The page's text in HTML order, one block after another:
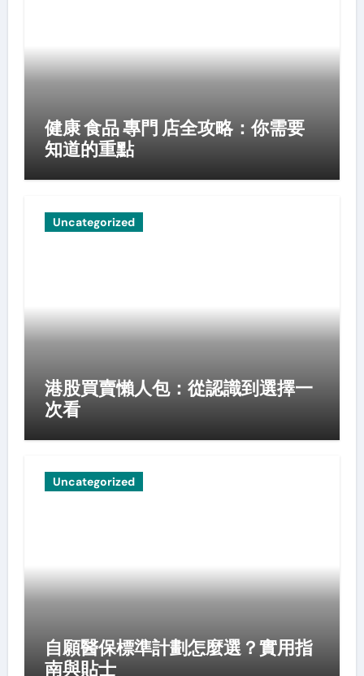
健康 食品 專門 店全攻略：你需要
知道的重點
Uncategorized
港股買賣懶人包：從認識到選擇一
次看
Uncategorized
自願醫保標準計劃怎麼選？實用指
南與貼士